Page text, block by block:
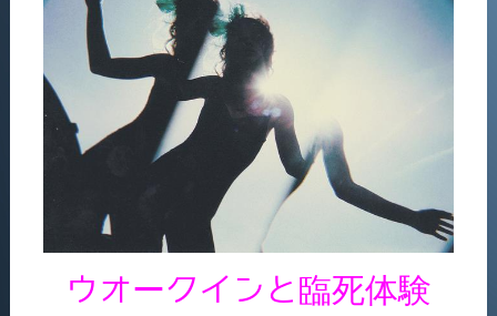
ウオークインと臨死体験